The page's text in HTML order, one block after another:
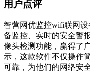
智营网优监控wifi联网设
备监控、实时的安全警
像头检测功能，赢得了
示，这款软件不仅操作